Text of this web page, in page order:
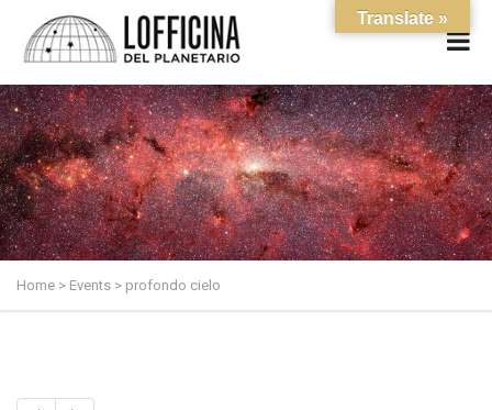
Home > Events > profondo cielo
Translate »